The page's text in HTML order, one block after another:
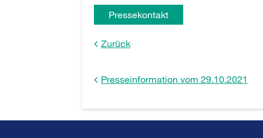
Pressekontakt
Zurück
Presseinformation vom 29.10.2021